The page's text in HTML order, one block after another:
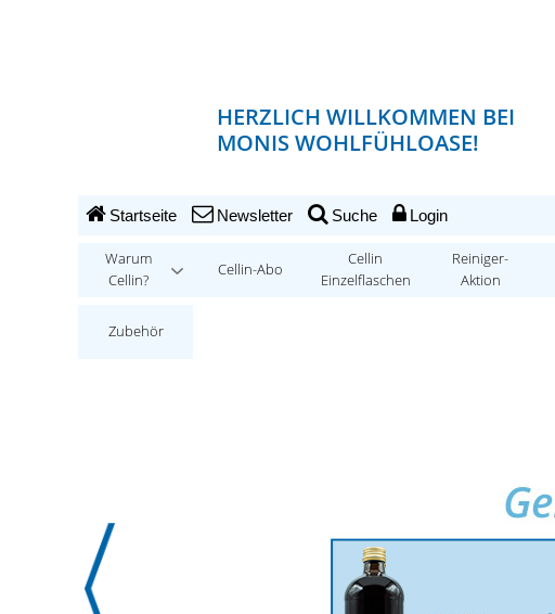
HERZLICH WILLKOMMEN BEI
MONIS WOHLFÜHLOASE!
Startseite Newsletter Suche Login
Warum
Cellin?
Cellin-Abo
Cellin
Einzelflaschen
Reiniger-
Aktion
Zubehör